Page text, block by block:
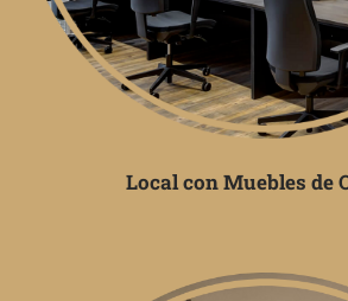
Local con Muebles de